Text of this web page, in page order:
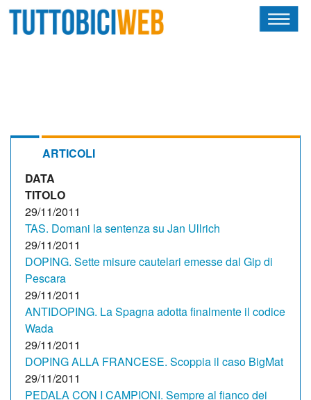
CALENDARIO
OSCAR
ALBI D'ORO
NEWSLETTER
ARTICOLI
DATA
TITOLO
29/11/2011
TAS. Domani la sentenza su Jan Ullrich
29/11/2011
DOPING. Sette misure cautelari emesse dal Gip di
Pescara
29/11/2011
ANTIDOPING. La Spagna adotta finalmente il codice
Wada
29/11/2011
DOPING ALLA FRANCESE. Scoppia il caso BigMat
29/11/2011
PEDALA CON I CAMPIONI. Sempre al fianco dei